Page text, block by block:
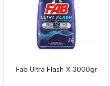
Fab Ultra Flash X 3000gr